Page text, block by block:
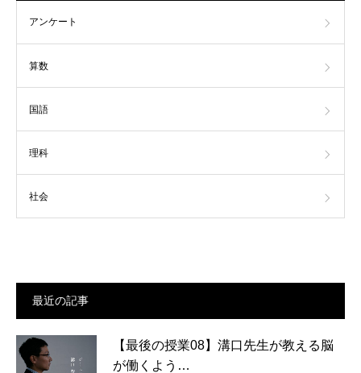
アンケート
算数
国語
理科
社会
最近の記事
【最後の授業08】溝口先生が教える脳
が働くよう…